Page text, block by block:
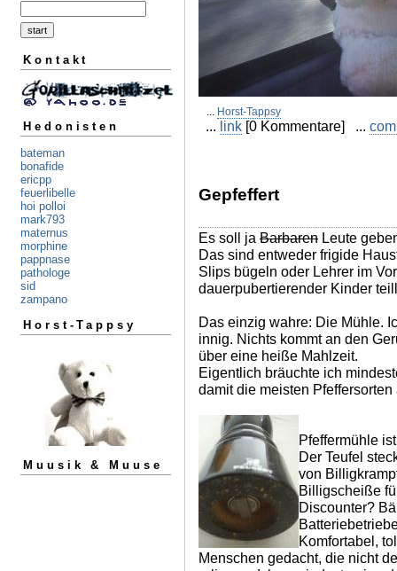
Kontakt
Hedonisten
bateman
bonafide
ericpp
feuerlibelle
hoi polloi
mark793
maternus
morphine
pappnase
pathologe
sid
zampano
Horst-Tappsy
Muusik & Muuse
... Horst-Tappsy
... link [0 Kommentare] ...
Gepfeffert
Es soll ja Barbaren Leute
Das sind entweder frigide
Slips bügeln oder Lehrer im
dauerpubertierender Kinder
Das einzig wahre: Die Mühle.
innig. Nichts kommt an den
über eine heiße Mahlzeit.
Eigentlich bräuchte ich
damit die meisten
Pfeffermühle
Der Teufel
von
Billigscheiße
Discounter?
Komfortabel,
Menschen gedacht, die nicht